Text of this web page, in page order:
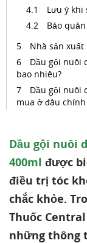
Lưu ý khi
Bảo
Nhà sản xuất
Dầu gội nuôi
bao nhiêu?
Dầu gội nuôi
mua ở đâu
Dầu gội nuôi
400ml được
điều trị tóc
chắc khỏe.
Thuốc
những thông